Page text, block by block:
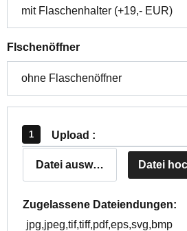
Flschenöffnerauswählen
Upload :
Datei auswählen Datei
Zugelassene Dateiendungen:
jpg,jpeg,tif,tiff,pdf,eps,svg,bmp